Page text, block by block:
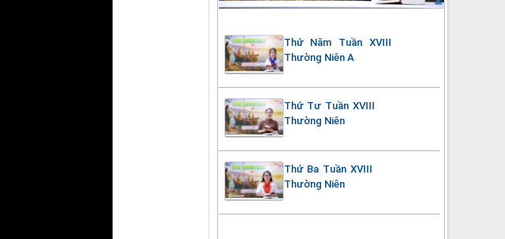
Thứ Năm Tuần XVIII
Thường Niên A
Thứ Tư Tuần XVIII
Thường Niên
Thứ Ba Tuần XVIII
Thường Niên